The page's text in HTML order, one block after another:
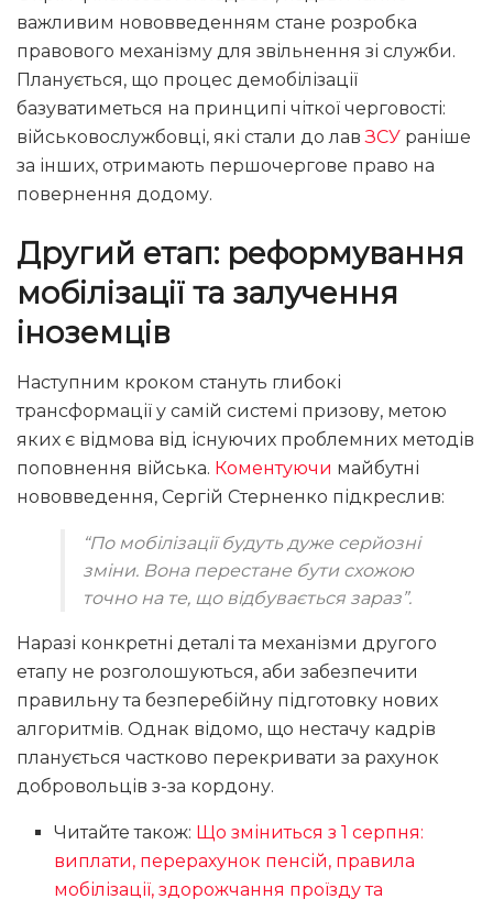
важливим нововведенням стане розробка
правового механізму для звільнення зі служби.
Планується, що процес демобілізації
базуватиметься на принципі чіткої черговості:
військовослужбовці, які стали до лавЗСУ раніше
за інших, отримають першочергове право на
повернення додому.
Другий етап: реформування
мобілізації та залучення
іноземців
Наступним кроком стануть глибокі
трансформації у самій системі призову, метою
яких є відмова від існуючих проблемних методів
поповнення війська. Коментуючи майбутні
нововведення, Сергій Стерненко підкреслив:
“По мобілізації будуть дуже серйозні
зміни. Вона перестане бути схожою
точно на те, що відбувається зараз”.
Наразі конкретні деталі та механізми другого
етапу не розголошуються, аби забезпечити
правильну та безперебійну підготовку нових
алгоритмів. Однак відомо, що нестачу кадрів
планується частково перекривати за рахунок
добровольців з-за кордону.
Читайте також: Що зміниться з 1 серпня:
виплати, перерахунок пенсій, правила
мобілізації, здорожчання проїзду та